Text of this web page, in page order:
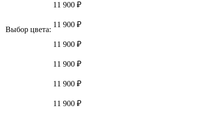
Выбор цвета:
11 900 ₽
11 900 ₽
11 900 ₽
11 900 ₽
11 900 ₽
11 900 ₽